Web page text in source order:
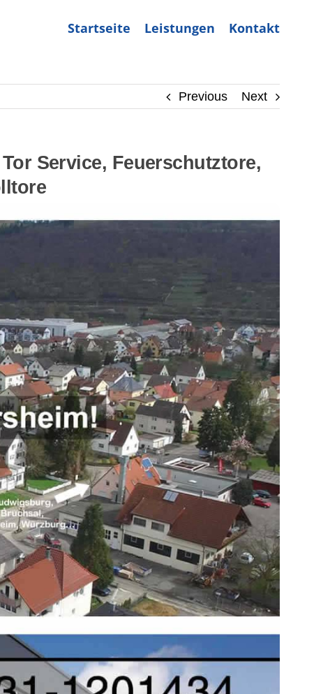
Startseite Leistungen Kontakt
Previous Next
Service, Feuerschutztore,